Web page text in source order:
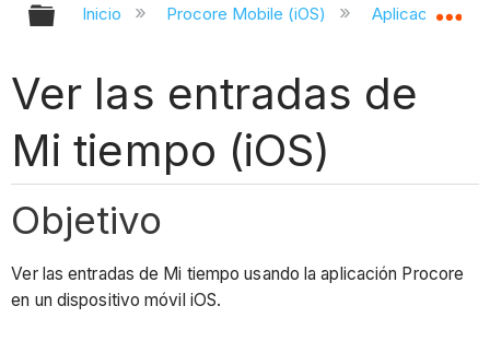
Expandir/contraer jerarquía global
Inicio Procore Mobile (iOS) Aplicación iOS
Ver las entradas de
Mi tiempo (iOS)
Objetivo
Ver las entradas de Mi tiempo usando la aplicación Procore
en un dispositivo móvil iOS.